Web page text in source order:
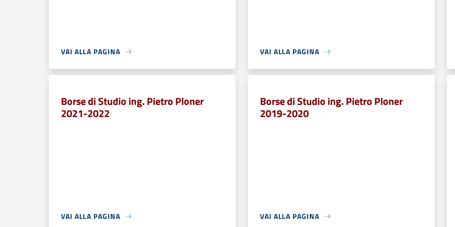
VAI ALLA PAGINA VAI ALLA PAGINA
Borse di Studio ing. Pietro Ploner
2021-2022
VAI ALLA PAGINA
Borse di Studio ing. Pietro Ploner
2019-2020
VAI ALLA PAGINA